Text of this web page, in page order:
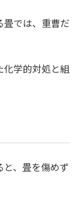
では、重曹だ
化学的対処と組
、畳を傷めず